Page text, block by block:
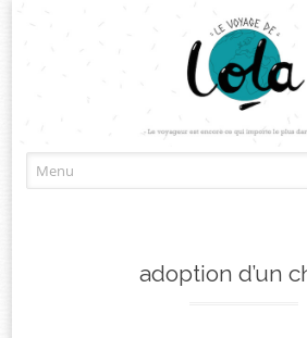
to
adoption d’un